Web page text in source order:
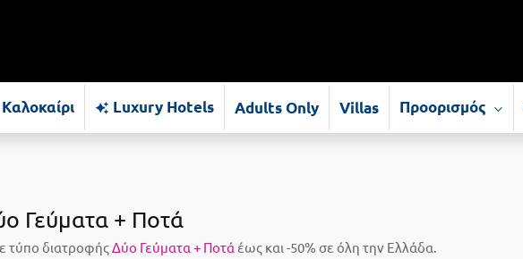
Καλοκαίρι Luxury Hotels Adults Only Villas Προορισμός
Γεύματα + Ποτά
τύπο διατροφήςΔύο Γεύματα + Ποτά έως και -50% σε όλη την Ελλάδα.